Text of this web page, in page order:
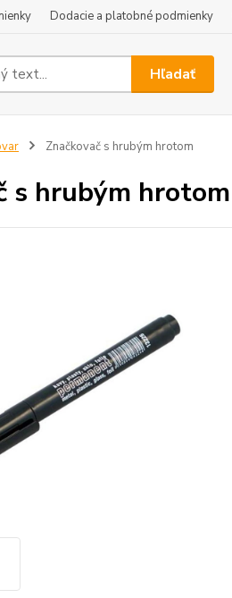
Dodacie a platobné podmienky
Hľadať
Značkovač s hrubým hrotom
s hrubým hrotom